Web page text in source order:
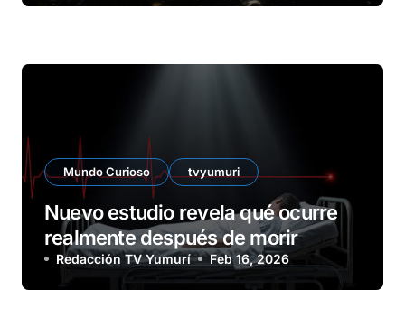
Mundo Curioso tvyumuri
Nuevo estudio revela qué ocurre
realmente después de morir
Redacción TV Yumurí Feb 16, 2026